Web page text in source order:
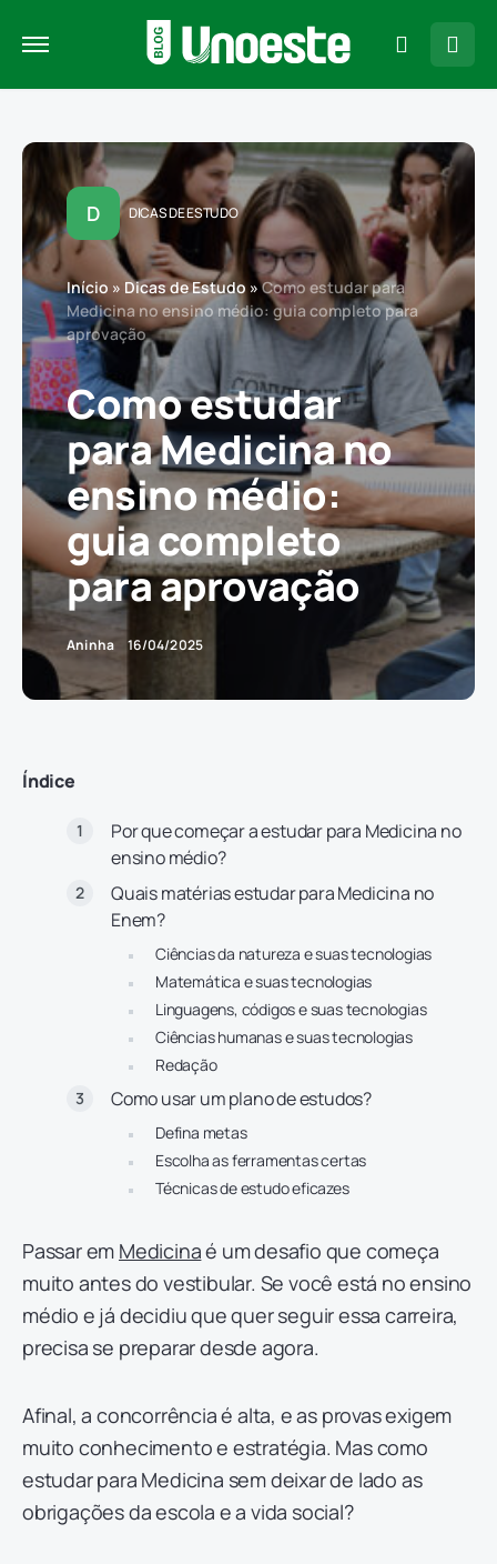
D DICAS DE ESTUDO
Início » Dicas de Estudo»Como estudar para
Medicina no ensino médio: guia completo para
aprovação
Como estudar
para Medicina no
ensino médio:
guia completo
para aprovação
Aninha 16/04/2025
Índice
Por que começar a estudar para Medicina no
ensino médio?
Quais matérias estudar para Medicina no
Enem?
Ciências da natureza e suas tecnologias
Matemática e suas tecnologias
Linguagens, códigos e suas tecnologias
Ciências humanas e suas tecnologias
Redação
Como usar um plano de estudos?
Defina metas
Escolha as ferramentas certas
Técnicas de estudo eficazes
Passar em Medicinaé um desafio que começa
muito antes do vestibular. Se você está no ensino
médio e já decidiu que quer seguir essa carreira,
precisa se preparar desde agora.
Afinal, a concorrência é alta, e as provas exigem
muito conhecimento e estratégia. Mas como
estudar para Medicina sem deixar de lado as
obrigações da escola e a vida social?